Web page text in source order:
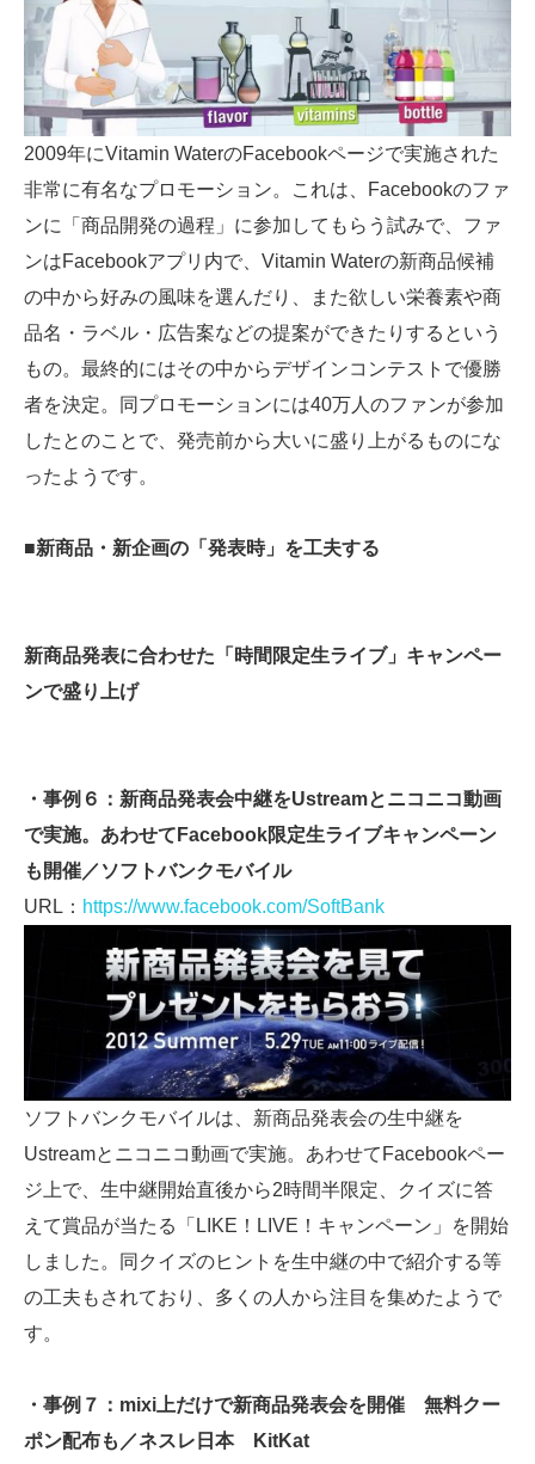
2009年にVitamin WaterのFacebookページで実施された
非常に有名なプロモーション。これは、Facebookのファ
ンに「商品開発の過程」に参加してもらう試みで、ファ
ンはFacebookアプリ内で、Vitamin Waterの新商品候補
の中から好みの風味を選んだり、また欲しい栄養素や商
品名・ラベル・広告案などの提案ができたりするという
もの。最終的にはその中からデザインコンテストで優勝
者を決定。同プロモーションには40万人のファンが参加
したとのことで、発売前から大いに盛り上がるものにな
ったようです。
■新商品・新企画の「発表時」を工夫する
新商品発表に合わせた「時間限定生ライブ」キャンペー
ンで盛り上げ
・事例６：新商品発表会中継をUstreamとニコニコ動画
で実施。あわせてFacebook限定生ライブキャンペーン
も開催／ソフトバンクモバイル
URL： https://www.facebook.com/SoftBank
ソフトバンクモバイルは、新商品発表会の生中継を
Ustreamとニコニコ動画で実施。あわせてFacebookペー
ジ上で、生中継開始直後から2時間半限定、クイズに答
えて賞品が当たる「LIKE！LIVE！キャンペーン」を開始
しました。同クイズのヒントを生中継の中で紹介する等
の工夫もされており、多くの人から注目を集めたようで
す。
・事例７：mixi上だけで新商品発表会を開催 無料クー
ポン配布も／ネスレ日本 KitKat